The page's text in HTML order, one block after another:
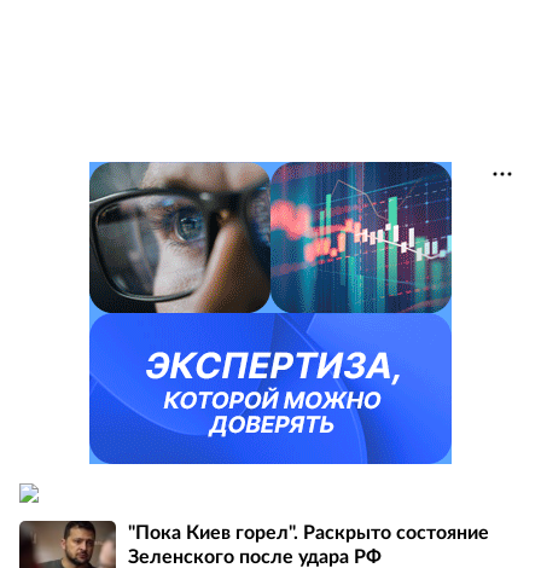
"Пока Киев горел". Раскрыто состояние
Зеленского после удара РФ